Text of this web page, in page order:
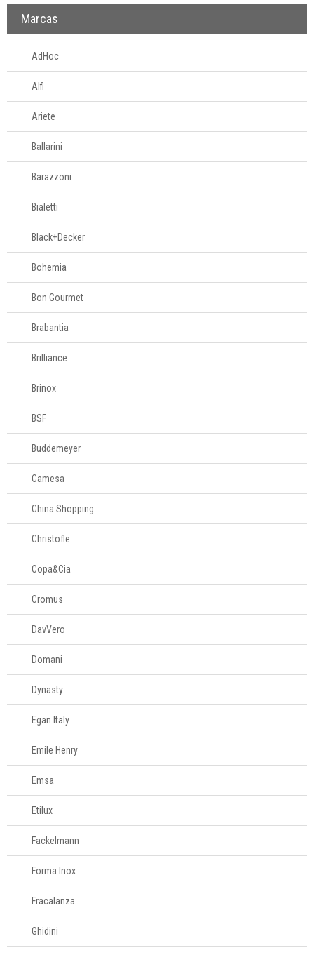
Marcas
AdHoc
Alfi
Ariete
Ballarini
Barazzoni
Bialetti
Black+Decker
Bohemia
Bon Gourmet
Brabantia
Brilliance
Brinox
BSF
Buddemeyer
Camesa
China Shopping
Christofle
Copa&Cia
Cromus
DavVero
Domani
Dynasty
Egan Italy
Emile Henry
Emsa
Etilux
Fackelmann
Forma Inox
Fracalanza
Ghidini